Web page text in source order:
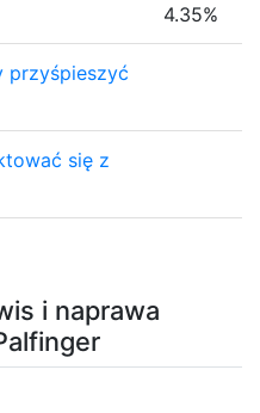
i naprawa
4.35%
przyśpieszyć
się z